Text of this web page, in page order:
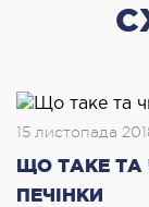
15 листопада
ЩО ТАКЕ ТА
ПЕЧІНКИ